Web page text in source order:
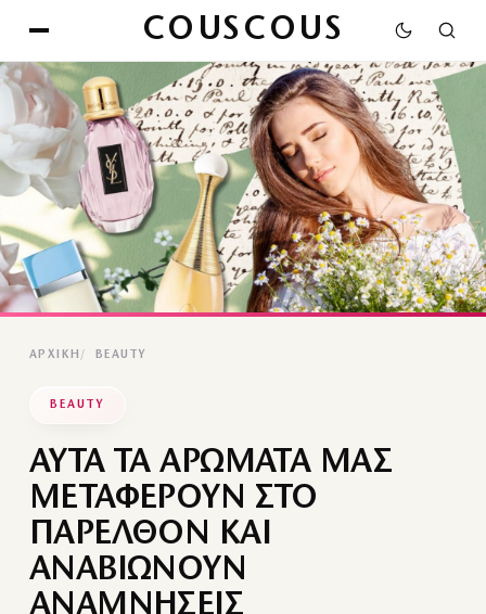
COUSCOUS
ΑΡΧΙΚΉ BEAUTY
BEAUTY
ΑΥΤΑ ΤΑ ΑΡΩΜΑΤΑ ΜΑΣ
ΜΕΤΑΦΕΡΟΥΝ ΣΤΟ
ΠΑΡΕΛΘΟΝ ΚΑΙ
ΑΝΑΒΙΩΝΟΥΝ
ΑΝΑΜΝΗΣΕΙΣ